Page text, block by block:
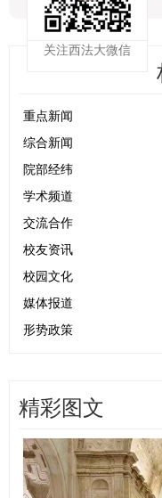
关注西法大微信
重点新闻
综合新闻
院部经纬
学术频道
交流合作
校友资讯
校园文化
媒体报道
形势政策
精彩图文